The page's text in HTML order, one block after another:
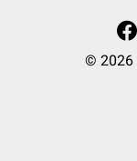
© 2026